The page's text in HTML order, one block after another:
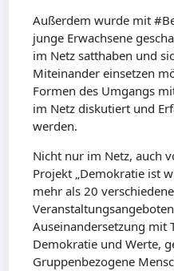
Außerdem wurde mit
junge Erwachsene
im Netz satthaben und
Miteinander einsetzen
Formen des Umgangs
im Netz diskutiert und
werden.
Nicht nur im Netz, auch
Projekt „Demokratie ist
mehr als 20
Auseinandersetzung mit
Demokratie und Werte,
Gruppenbezogene